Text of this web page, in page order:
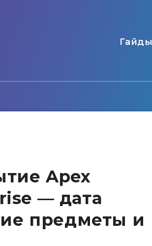
Гайды
Apex
— дата
предметы и